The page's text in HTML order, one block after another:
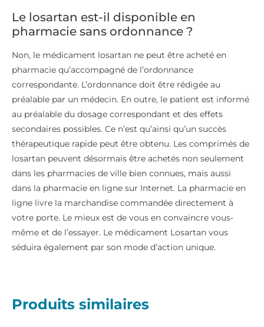
Le losartan est-il disponible en
pharmacie sans ordonnance ?
Non, le médicament losartan ne peut être acheté en
pharmacie qu’accompagné de l’ordonnance
correspondante. L’ordonnance doit être rédigée au
préalable par un médecin. En outre, le patient est informé
au préalable du dosage correspondant et des effets
secondaires possibles. Ce n’est qu’ainsi qu’un succès
thérapeutique rapide peut être obtenu. Les comprimés de
losartan peuvent désormais être achetés non seulement
dans les pharmacies de ville bien connues, mais aussi
dans la pharmacie en ligne sur Internet. La pharmacie en
ligne livre la marchandise commandée directement à
votre porte. Le mieux est de vous en convaincre vous-
même et de l’essayer. Le médicament Losartan vous
séduira également par son mode d’action unique.
Produits similaires